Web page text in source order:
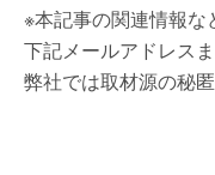
※本記事の関連情報
下記メールアドレス
弊社では取材源の秘